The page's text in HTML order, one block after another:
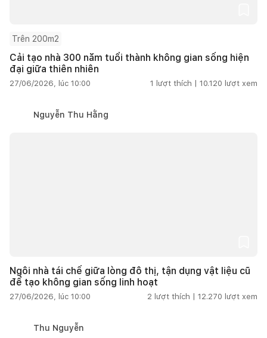
Trên 200m2
Cải tạo nhà 300 năm tuổi thành không gian sống hiện
đại giữa thiên nhiên
27/06/2026, lúc 10:00 1 lượt thích | 10.120 lượt xem
Nguyễn Thu Hằng
Ngôi nhà tái chế giữa lòng đô thị, tận dụng vật liệu cũ
để tạo không gian sống linh hoạt
27/06/2026, lúc 10:00 2 lượt thích | 12.270 lượt xem
Thu Nguyễn